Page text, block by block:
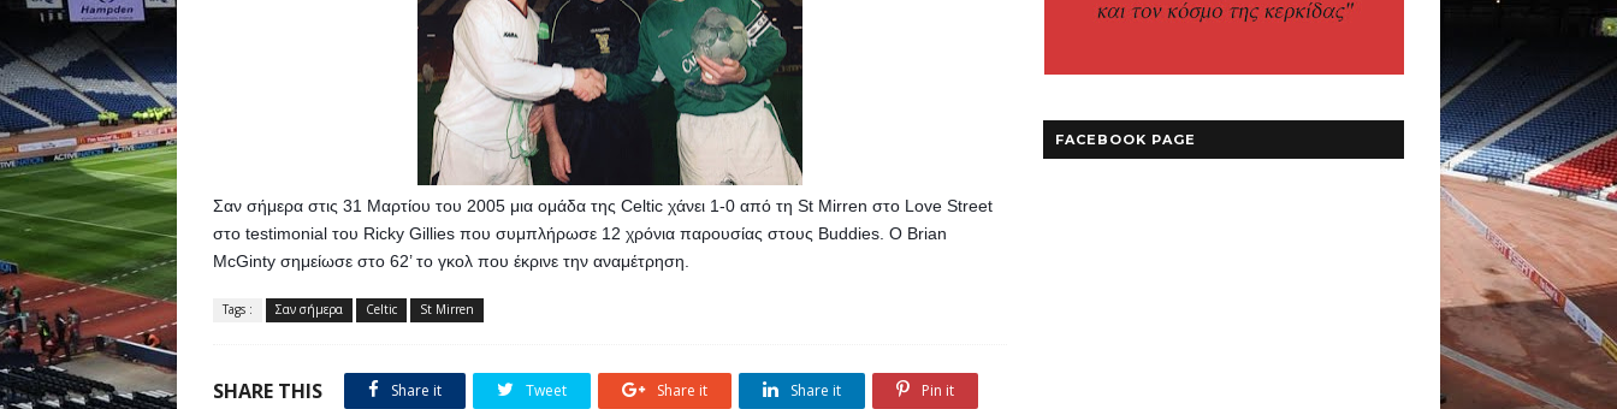
Σαν σήμερα στις 31 Μαρτίου του 2005 μια ομάδα της Celtic χάνει 1-0 από τη St Mirren στο Love Street
στο testimonial του Ricky Gillies που συμπλήρωσε 12 χρόνια παρουσίας στους Buddies. O Brian
McGinty σημείωσε στο 62’ το γκολ που έκρινε την αναμέτρηση.
Tags : Σαν σήμερα Celtic St Mirren
SHARE THIS Share it Tweet Share it Share it Pin it
FACEBOOK PAGE